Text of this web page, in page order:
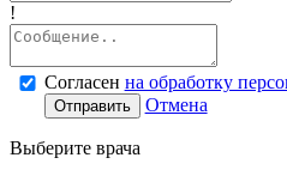
!
Согласен на обработку
Отправить Отмена
Выберите врача